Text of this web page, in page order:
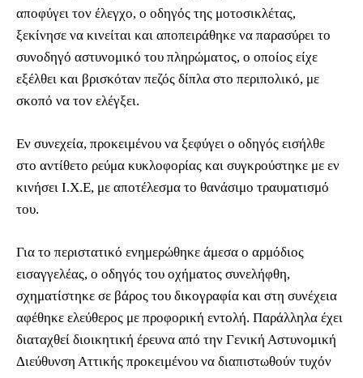
αποφύγει τον έλεγχο, ο οδηγός της μοτοσικλέτας,
ξεκίνησε να κινείται και αποπειράθηκε να παρασύρει το
συνοδηγό αστυνομικό του πληρώματος, ο οποίος είχε
εξέλθει και βρισκόταν πεζός δίπλα στο περιπολικό, με
σκοπό να τον ελέγξει.
Εν συνεχεία, προκειμένου να ξεφύγει ο οδηγός εισήλθε
στο αντίθετο ρεύμα κυκλοφορίας και συγκρούστηκε με εν
κινήσει Ι.Χ.Ε, με αποτέλεσμα το θανάσιμο τραυματισμό
του.
Για το περιστατικό ενημερώθηκε άμεσα ο αρμόδιος
εισαγγελέας, ο οδηγός του οχήματος συνελήφθη,
σχηματίστηκε σε βάρος του δικογραφία και στη συνέχεια
αφέθηκε ελεύθερος με προφορική εντολή. Παράλληλα έχει
διαταχθεί διοικητική έρευνα από την Γενική Αστυνομική
Διεύθυνση Αττικής προκειμένου να διαπιστωθούν τυχόν